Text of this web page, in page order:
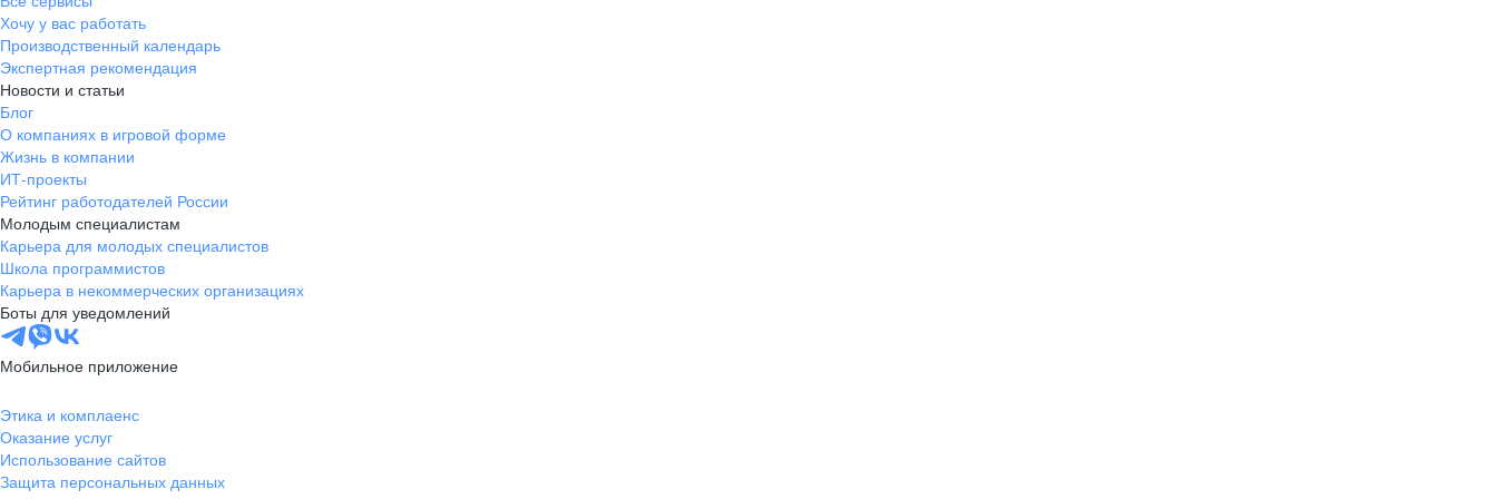
Хочу у вас работать
Производственный календарь
Экспертная рекомендация
Новости и статьи
Блог
О компаниях в игровой форме
Жизнь в компании
ИТ-проекты
Рейтинг работодателей России
Молодым специалистам
Карьера для молодых специалистов
Школа программистов
Карьера в некоммерческих организациях
Боты для уведомлений
Мобильное приложение
Этика и комплаенс
Оказание услуг
Использование сайтов
Защита персональных данных